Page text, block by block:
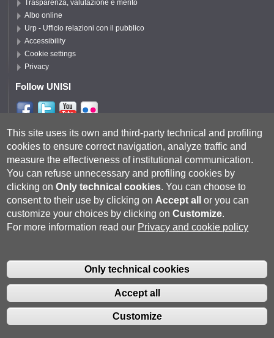
Trasparenza, valutazione e merito
Albo online
Urp - Ufficio relazioni con il pubblico
Accessibility
Cookie settings
Privacy
Follow UNISI
Segui DFCLAM
P.IVA 00273530527 | C.F. 80002070524 |Coordinate bancarie|Caselle
Pec: Posta Elettronica Certificata|Fatturazione Elettronica
- URP - Ufficio Relazioni con il Pubblico Tel.
0577 235555 (dal lunedì al venerdì dalle 9.30 alle 10.30)
This site uses its own and third-party technical and profiling
cookies to ensure correct navigation, analyze traffic and
measure the effectiveness of institutional communication.
You can refuse unnecessary and profiling cookies by
clicking onOnly technical cookies. You can choose to
consent to their use by clicking on Accept all
or you can
customize your choices by clicking onCustomize.
For more information read our Privacy and cookie policy
Only technical cookies
Accept all
Customize